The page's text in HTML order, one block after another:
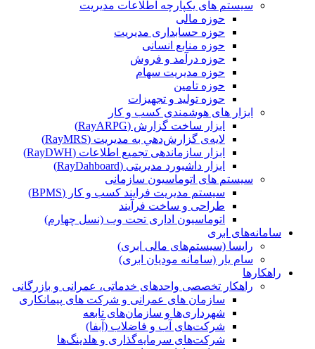
سیستم های یکپارچه اطلاعات مدیریت
حوزه مالی
حوزه حسابداری مدیریت
حوزه منابع انسانی
حوزه درآمد و فروش
حوزه مدیریت سهام
حوزه تامین
حوزه تولید و تجهیزات
ابزار های هوشمندی کسب و کار
ابزار ساخت گزارش (RayARPG)
لایه‌ی گزارش‌دهي به مديريت (RayMRS)
ابزار سازماندهی تجمیع اطلاعات (RayDWH)
ابزار داشبورد مدیریتی (RayDahboard)
سیستم های اتوماسیون سازمانی
سیستم مدیریت فرایند کسب و کار (BPMS)
طراحی و ساخت فرآیند
اتوماسیون اداری تحت وب (نسل چهارم)
سامانه‌های ابری
رایسا (سیستم‌های مالی ابری)
سام یار (سامانه مودیان ابری)
راهکارها
راهکار تخصصی واحدهای خدماتی، عمرانی و بازرگانی
سازمان های عمرانی و شرکت های پیمانکاری
شهرداری‌ها و سازمان‌های تابعه
شرکت‌های آب و فاضلاب (آبفا)
شرکت‌های سرمایه‌گذاری و هلدینگ‌ها